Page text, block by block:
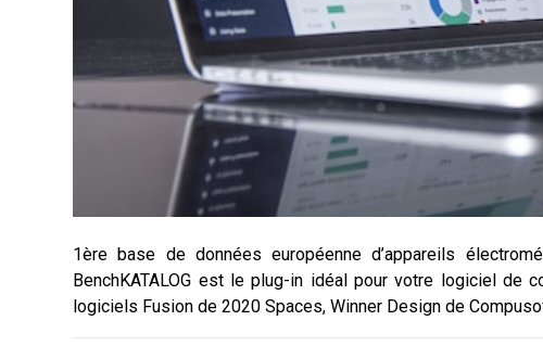
1ère base de données européenne d’appareils
BenchKATALOG est le plug-in idéal pour votre logiciel de
logiciels Fusion de 2020 Spaces, Winner Design de